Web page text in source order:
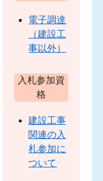
電子調達
（建設工
事以外）
入札参加資
格
建設工事
関連の入
札参加に
ついて